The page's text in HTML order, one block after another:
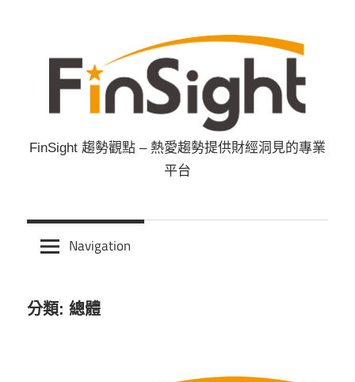
content
FinSight
勢
點
FinSight 趨勢觀點 – 熱愛趨勢提供財經洞見的專業
平台
Navigation
分類: 總體